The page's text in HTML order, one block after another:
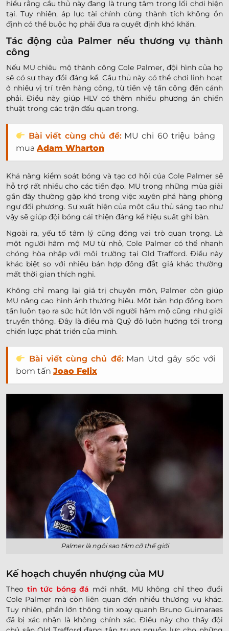
hiểu rằng cầu thủ này đang là trung tâm trong lối chơi hiện
tại. Tuy nhiên, áp lực tài chính cùng thành tích không ổn
định có thể buộc họ phải đưa ra quyết định khó khăn.
Tác động của Palmer nếu thương vụ thành
công
Nếu MU chiêu mộ thành công Cole Palmer, đội hình của họ
sẽ có sự thay đổi đáng kể. Cầu thủ này có thể chơi linh hoạt
ở nhiều vị trí trên hàng công, từ tiền vệ tấn công đến cánh
phải. Điều này giúp HLV có thêm nhiều phương án chiến
thuật trong các trận đấu quan trọng.
Bài viết cùng chủ đề: MU chi 60 triệu bảng
mua Adam Wharton
Khả năng kiểm soát bóng và tạo cơ hội của Cole Palmer sẽ
hỗ trợ rất nhiều cho các tiền đạo. MU trong những mùa giải
gần đây thường gặp khó trong việc xuyên phá hàng phòng
ngự đối phương. Sự xuất hiện của một cầu thủ sáng tạo như
vậy sẽ giúp đội bóng cải thiện đáng kể hiệu suất ghi bàn.
Ngoài ra, yếu tố tâm lý cũng đóng vai trò quan trọng. Là
một người hâm mộ MU từ nhỏ, Cole Palmer có thể nhanh
chóng hòa nhập với môi trường tại Old Trafford. Điều này
khác biệt so với nhiều bản hợp đồng đắt giá khác thường
mất thời gian thích nghi.
Không chỉ mang lại giá trị chuyên môn, Palmer còn giúp
MU nâng cao hình ảnh thương hiệu. Một bản hợp đồng bom
tấn luôn tạo ra sức hút lớn với người hâm mộ cũng như giới
truyền thông. Đây là điều mà Quỷ đỏ luôn hướng tới trong
chiến lược phát triển của mình.
Bài viết cùng chủ đề: Man Utd gây sốc với
bom tấnJoao Felix
Palmer là ngôi sao tầm cỡ thế giới
Kế hoạch chuyển nhượng của MU
Theo tin tức bóng đá mới nhất, MU không chỉ theo đuổi
Cole Palmer mà còn liên quan đến nhiều thương vụ khác.
Tuy nhiên, phần lớn thông tin xoay quanh Bruno Guimaraes
đã bị xác nhận là không chính xác. Điều này cho thấy đội